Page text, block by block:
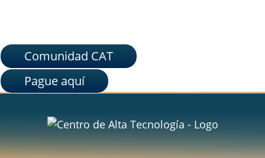
Comunidad CAT
Pague aquí